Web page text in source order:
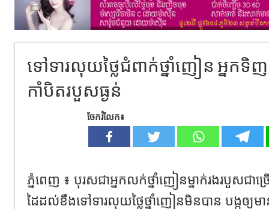
ទៅទារលុយថ្លៃជំពាក់ថ្នាំញៀន អ្នកទិ
កាំបិតរបួសធ្ងន់
ចែករំលែក៖
ភ្នំពេញ ៖ បុរសជាអ្នកលក់ថ្នាំញៀនម្នាក់រងរបួសជាច្
ដៃដល់ខឹងទៅទារលុយថ្លៃថ្នាំញៀនមិនបាន បង្កឲ្យមា